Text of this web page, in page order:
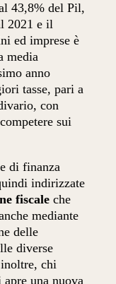
43,8% del Pil,
2021 e il
ed imprese è
media
anno
tasse, pari a
con
sui
di finanza
indirizzate
fiscale che
mediante
delle
diverse
chi
una nuova